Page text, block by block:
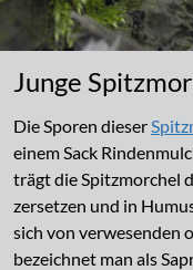
Junge
Die Sporen dieser
einem Sack
trägt die Spitzmorchel
zersetzen und in
sich von verwesenden
bezeichnet man als